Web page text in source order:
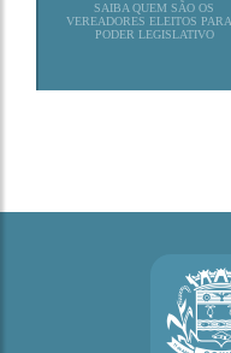
SAIBA QUEM SÃO OS
VEREADORES ELEITOS
PODER LEGISLATIVO